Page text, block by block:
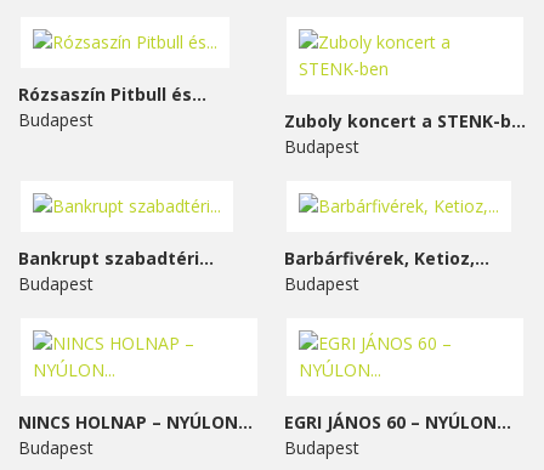
Rózsaszín Pitbull és...
Budapest
Zuboly koncert a STENK-ben
Budapest
Bankrupt szabadtéri...
Budapest
Barbárfivérek, Ketioz,...
Budapest
NINCS HOLNAP – NYÚLON...
Budapest
EGRI JÁNOS 60 – NYÚLON...
Budapest